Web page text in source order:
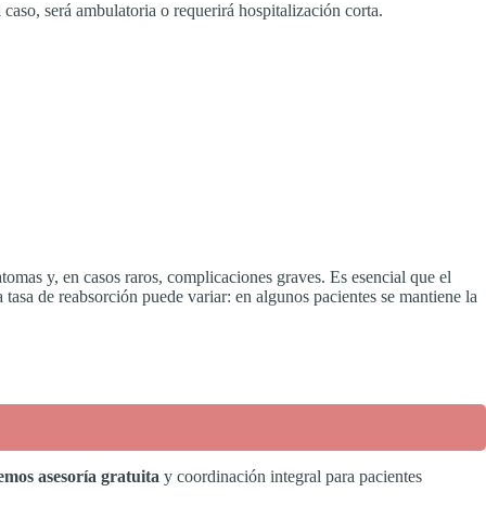
será ambulatoria o requerirá hospitalización corta.
y, en casos raros, complicaciones graves. Es esencial que el
de reabsorción puede variar: en algunos pacientes se mantiene la
asesoría gratuita y coordinación integral para pacientes